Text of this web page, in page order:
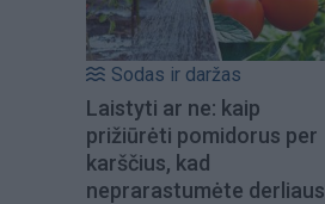
Sodas ir daržas
Laistyti ar ne: kaip
prižiūrėti pomidorus per
karščius, kad
neprarastumėte derliaus